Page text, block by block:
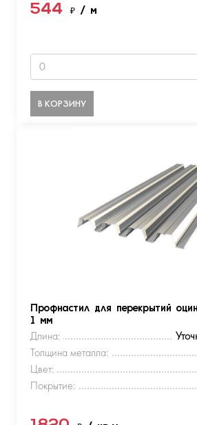
544 ₽ / м
В КОРЗИНУ
Профнастил для перекрытий
1 мм
Длина:
Толщина металла:
Цвет:
Покрытие: